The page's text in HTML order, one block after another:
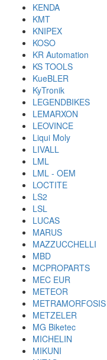
KENDA
KMT
KNIPEX
KOSO
KR Automation
KS TOOLS
KueBLER
KyTronik
LEGENDBIKES
LEMARXON
LEOVINCE
Liqui Moly
LIVALL
LML
LML - OEM
LOCTITE
LS2
LSL
LUCAS
MARUS
MAZZUCCHELLI
MBD
MCPROPARTS
MEC EUR
METEOR
METRAMORFOSIS
METZELER
MG Biketec
MICHELIN
MIKUNI